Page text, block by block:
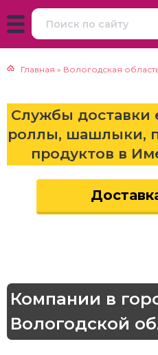
Главная » Вологодская
Службы доставки
роллы, шашлыки,
продуктов в
Компании в
Вологодской
кухня
кухня
кухня